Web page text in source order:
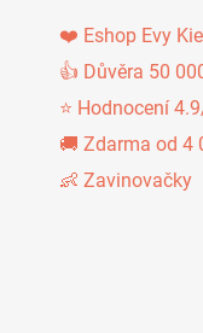
❤️ Eshop Evy
👍 Důvěra 50
⭐ Hodnocení
🚚 Zdarma od 4
👶 Zavinovačky